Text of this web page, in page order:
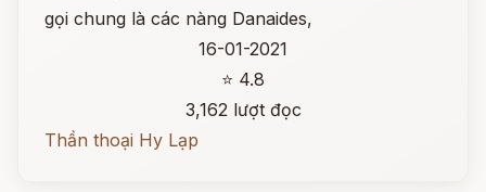
gọi chung là các nàng Danaides,
16-01-2021
⭐ 4.8
3,162 lượt đọc
Thần thoại Hy Lạp